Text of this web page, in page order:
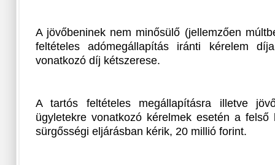
A jövőbeninek nem minősülő (jellemzően
feltételes adómegállapítás iránti kérelem
vonatkozó díj kétszerese.
A tartós feltételes megállapításra illetve
ügyletekre vonatkozó kérelmek esetén a
sürgősségi eljárásban kérik, 20 millió forint.